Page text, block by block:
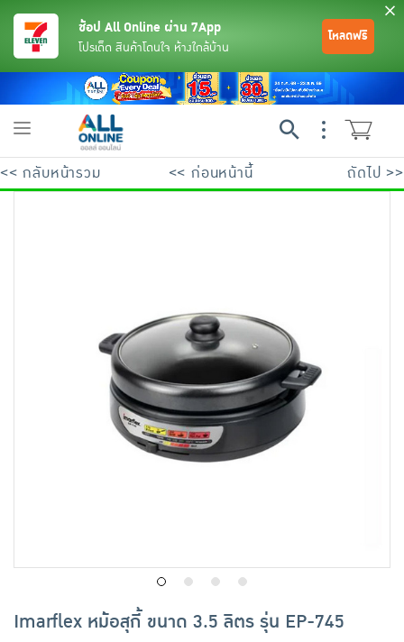
เครื่องดื่มและผงชงดื่ม
เครื่องปรุงรสและของแห้ง
ช้อป All Online ผ่าน 7App
โปรเด็ด สินค้าโดนใจ ห้างใกล้บ้าน
โหลดฟรี
Toggle
<< กลับหน้ารวม << ก่อนหน้านี้ ถัดไป >>
Imarflex หม้อสุกี้ ขนาด 3.5 ลิตร รุ่น EP-745